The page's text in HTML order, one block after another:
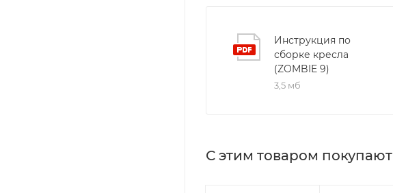
Инструкция по
сборке кресла
(ZOMBIE 9)
3,5 мб
С этим товаром покупают